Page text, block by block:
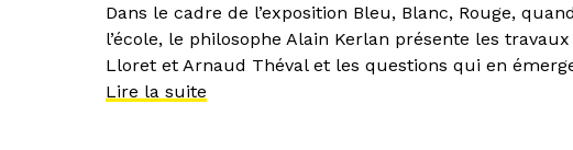
Dans le cadre de l’exposition Bleu, Blanc, Rouge,
l’école, le philosophe Alain Kerlan présente les
Lloret et Arnaud Théval et les questions qui en
Lire la suite